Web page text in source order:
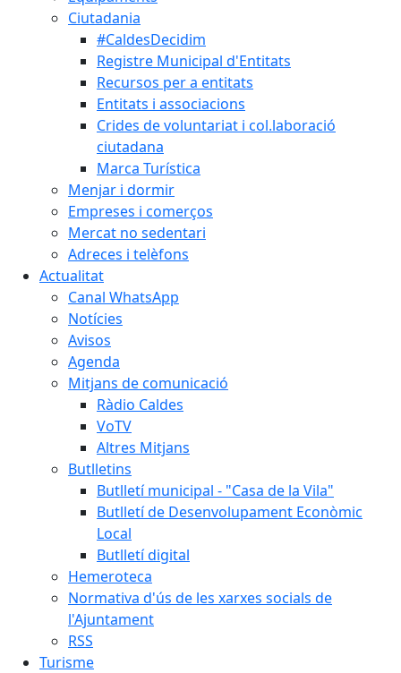
Ciutadania
#CaldesDecidim
Registre Municipal d'Entitats
Recursos per a entitats
Entitats i associacions
Crides de voluntariat i col.laboració
ciutadana
Marca Turística
Menjar i dormir
Empreses i comerços
Mercat no sedentari
Adreces i telèfons
Actualitat
Canal WhatsApp
Notícies
Avisos
Agenda
Mitjans de comunicació
Ràdio Caldes
VoTV
Altres Mitjans
Butlletins
Butlletí municipal - "Casa de la Vila"
Butlletí de Desenvolupament Econòmic
Local
Butlletí digital
Hemeroteca
Normativa d'ús de les xarxes socials de
l'Ajuntament
RSS
Turisme